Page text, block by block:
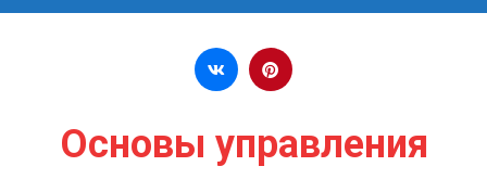
Перейти к содержимому
Основы управления